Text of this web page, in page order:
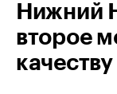
Нижний
второе